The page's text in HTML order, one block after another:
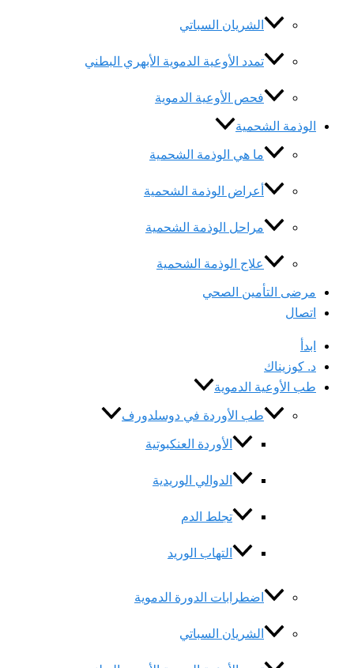
الشريان السباتي
تمدد الأوعية الدموية الأبهري البطني
فحص الأوعية الدموية
الوذمة الشحمية
ما هي الوذمة الشحمية
أعراض الوذمة الشحمية
مراحل الوذمة الشحمية
علاج الوذمة الشحمية
مرضى التأمين الصحي
اتصال
ابدأ
د. كوزيناك
طب الأوعية الدموية
طب الأوردة في دوسلدورف
الأوردة العنكبوتية
الدوالي الوريدية
تجلط الدم
التهاب الوريد
اضطرابات الدورة الدموية
الشريان السباتي